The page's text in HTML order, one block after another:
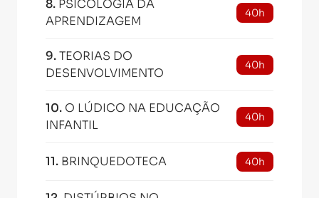
8. PSICOLOGIA DA
APRENDIZAGEM
40h
9.TEORIAS DO
DESENVOLVIMENTO
40h
10. O LÚDICO NA EDUCAÇÃO
INFANTIL
40h
11. BRINQUEDOTECA 40h